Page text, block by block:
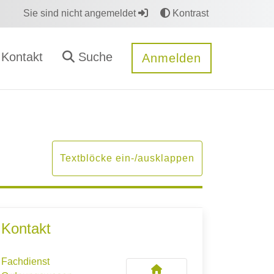
Sie sind nicht angemeldet Kontrast
Kontakt Suche Anmelden
Textblöcke ein-/ausklappen
Kontakt
Fachdienst